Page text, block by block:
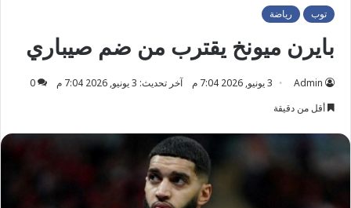
توب رياضة
بايرن ميونخ يقترب من ضم صيباري
Admin 3 يونيو, 2026 7:04 م آخر تحديث: 3 يونيو, 2026 7:04 م
0
أقل من دقيقة